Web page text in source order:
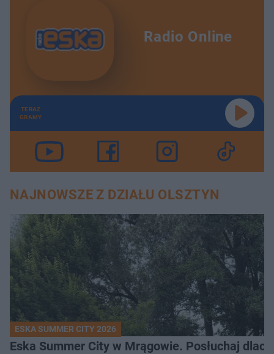
Radio Online
TERAZ
GRAMY
NAJNOWSZE Z DZIAŁU OLSZTYN
ESKA SUMMER CITY 2026
Eska Summer City w Mrągowie. Posłuchaj